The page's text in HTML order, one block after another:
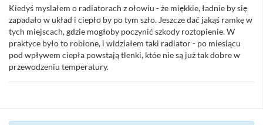
Kiedyś myslałem o radiatorach z ołowiu - że miękkie, ładnie by się
zapadało w układ i ciepło by po tym szło. Jeszcze dać jakąś ramkę w
tych miejscach, gdzie mogłoby poczynić szkody roztopienie. W
praktyce było to robione, i widziałem taki radiator - po miesiącu
pod wpływem ciepła powstają tlenki, któe nie są już tak dobre w
przewodzeniu temperatury.